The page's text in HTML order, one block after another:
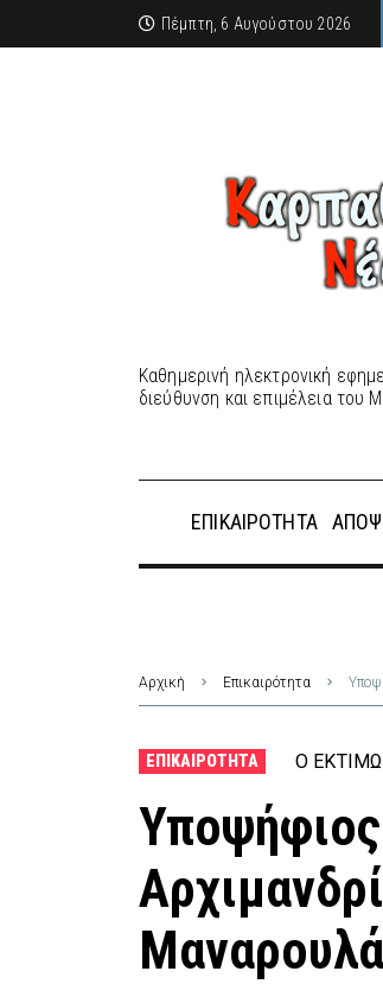
Πέμπτη, 6 Αυγούστου 2026
Καθημερινή ηλεκτρονική
διεύθυνση και επιμέλεια
ΕΠΙΚΑΙΡΌΤΗΤΑ
Αρχική Επικαιρότητα
ΕΠΙΚΑΙΡΌΤΗΤΑ Ο